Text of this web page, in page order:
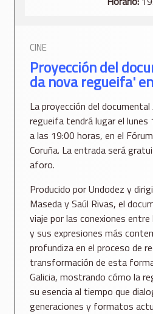
CINE
Proyección del
da nova regueifa'
La proyección del
regueifa tendrá lugar el
a las 19:00 horas, en el
Coruña. La entrada será
aforo.
Producido por Undodez y
Maseda y Saúl Rivas, el
viaje por las conexiones
y sus expresiones más
profundiza en el proceso de
transformación de esta
Galicia, mostrando cómo la
su esencia al tiempo que
generaciones y formatos